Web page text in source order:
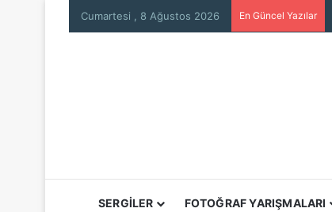
Cumartesi , 8 Ağustos 2026 En Güncel Yazılar
SERGİLER FOTOĞRAF YARIŞMALARI